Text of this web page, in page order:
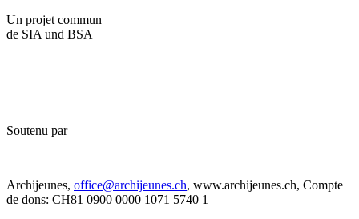
Un projet commun
de SIA und BSA
Soutenu par
Archijeunes, office@archijeunes.ch, www.archijeunes.ch, Compte
de dons: CH81 0900 0000 1071 5740 1